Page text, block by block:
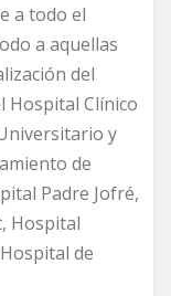
a todo el
a aquellas
del
Hospital Clínico
y
de
Padre Jofré,
Hospital
de